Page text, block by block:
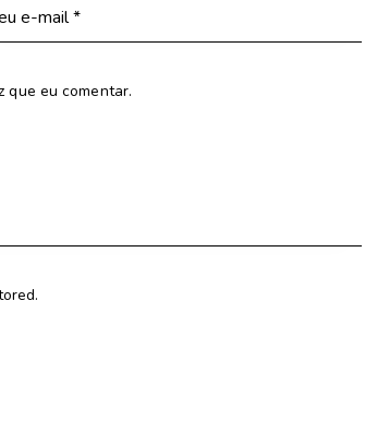
que eu comentar.